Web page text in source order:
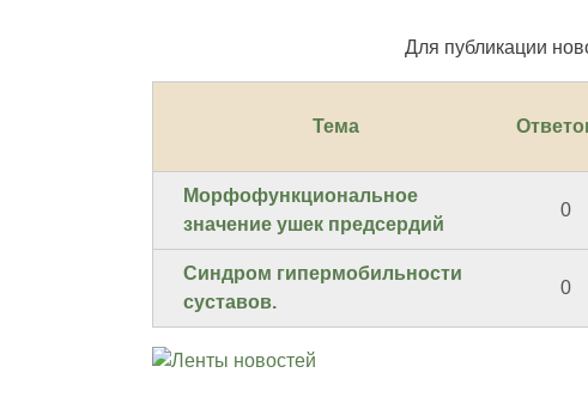
Для публикации
Тема
Морфофункциональное
значение ушек предсердий
0
Синдром гипермобильности
суставов.
0